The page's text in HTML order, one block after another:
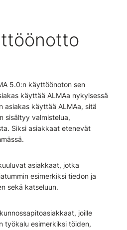
5.0:n käyttöönoton sen
käyttää ALMAa nykyisessä
asiakas käyttää ALMAa, sitä
sisältyy valmistelua,
Siksi asiakkaat etenevät
asiakkaat, jotka
esimerkiksi tiedon ja
sekä katseluun.
joille
työkalu esimerkiksi töiden,